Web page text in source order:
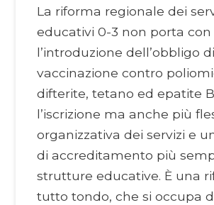
La riforma regionale dei
educativi 0-3 non porta con
l’introduzione dell’obbligo di
vaccinazione contro
difterite, tetano ed epatite
l’iscrizione ma anche più
organizzativa dei servizi e
di accreditamento più
strutture educative. È una
tutto tondo, che si occupa